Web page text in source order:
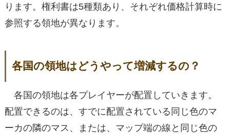
ります。権利書は5種類あり、それぞれ価格計算時に
参照する領地が異なります。
各国の領地はどうやって増減するの？
各国の領地は各プレイヤーが配置していきます。
配置できるのは、すでに配置されている同じ色のマ
ーカの隣のマス、または、マップ端の線と同じ色の